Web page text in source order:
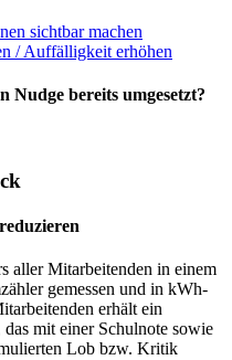
sichtbar machen
/ Auffälligkeit erhöhen
Nudge bereits umgesetzt?
aller Mitarbeitenden in einem
gemessen und in kWh-
erhält ein
mit einer Schulnote sowie
Lob bzw. Kritik